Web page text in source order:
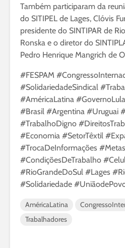
Também participaram da
do SITIPEL de Lages, Clóvis
presidente do SINTIPAR de
Ronska e o diretor do
Pedro Henrique Mangrich de
#FESPAM
#SolidariedadeSindical
#AméricaLatina
#Brasil #Argentina #Uruguai
#TrabalhoDigno
#Economia #SetorTêxtil
#TrocaDeInformações #Metas
#CondiçõesDeTrabalho
#RioGrandeDoSul #Lages
#Solidariedade
AméricaLatina
Trabalhadores